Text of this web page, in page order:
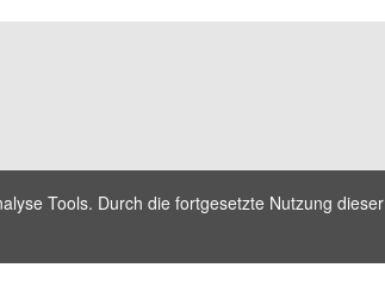
Tools. Durch die fortgesetzte Nutzung